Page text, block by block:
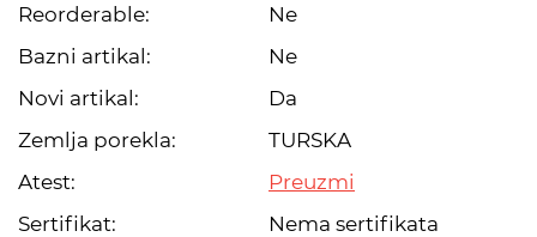
Reorderable:
Ne
Bazni artikal:
Ne
Novi artikal:
Da
Zemlja porekla:
TURSKA
Atest:
Preuzmi
Sertifikat:
Nema sertifikata